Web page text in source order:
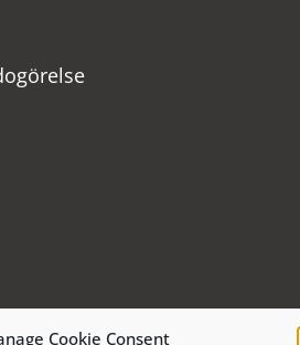
Cookie Consent